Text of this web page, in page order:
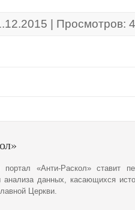
| Просмотров:
«Анти-Раскол» ставит
анализа данных, касающихся
Церкви.